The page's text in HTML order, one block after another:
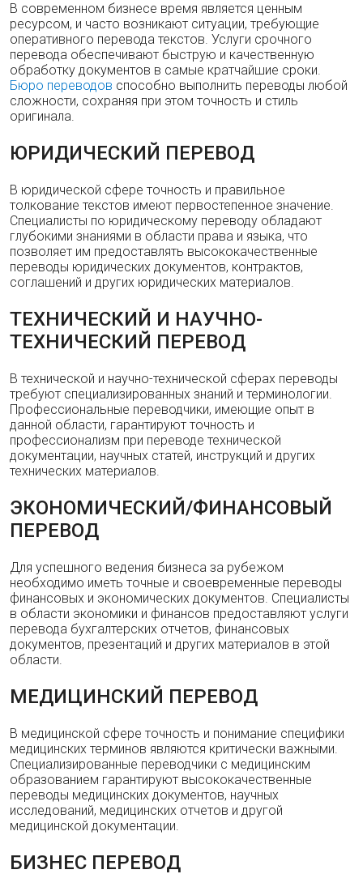
В современном бизнесе время является ценным
ресурсом, и часто возникают ситуации, требующие
оперативного перевода текстов. Услуги срочного
перевода обеспечивают быструю и качественную
обработку документов в самые кратчайшие сроки.
Бюро переводов способно выполнить переводы любой
сложности, сохраняя при этом точность и стиль
оригинала.
ЮРИДИЧЕСКИЙ ПЕРЕВОД
В юридической сфере точность и правильное
толкование текстов имеют первостепенное значение.
Специалисты по юридическому переводу обладают
глубокими знаниями в области права и языка, что
позволяет им предоставлять высококачественные
переводы юридических документов, контрактов,
соглашений и других юридических материалов.
ТЕХНИЧЕСКИЙ И НАУЧНО-
ТЕХНИЧЕСКИЙ ПЕРЕВОД
В технической и научно-технической сферах переводы
требуют специализированных знаний и терминологии.
Профессиональные переводчики, имеющие опыт в
данной области, гарантируют точность и
профессионализм при переводе технической
документации, научных статей, инструкций и других
технических материалов.
ЭКОНОМИЧЕСКИЙ/ФИНАНСОВЫЙ
ПЕРЕВОД
Для успешного ведения бизнеса за рубежом
необходимо иметь точные и своевременные переводы
финансовых и экономических документов. Специалисты
в области экономики и финансов предоставляют услуги
перевода бухгалтерских отчетов, финансовых
документов, презентаций и других материалов в этой
области.
МЕДИЦИНСКИЙ ПЕРЕВОД
В медицинской сфере точность и понимание специфики
медицинских терминов являются критически важными.
Специализированные переводчики с медицинским
образованием гарантируют высококачественные
переводы медицинских документов, научных
исследований, медицинских отчетов и другой
медицинской документации.
БИЗНЕС ПЕРЕВОД